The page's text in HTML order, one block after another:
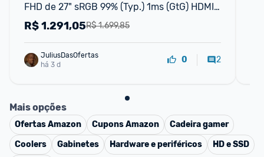
FHD de 27" sRGB 99% (Typ.) 1ms (GtG) HDMI
2.0 NVIDIA G-SYNC AMD FreeSync
R$ 1.699,85
R$1.291,05
JuliusDasOfertas
há 3 d
0 2
Mais opções
OfertasAmazon CuponsAmazon
Cadeira gamer
Coolers
Gabinetes Hardware e periféricos
HD e SSD